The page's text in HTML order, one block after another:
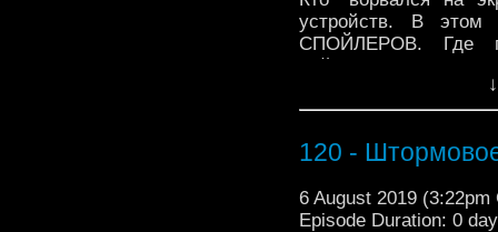
устройств. В
СПОЙЛЕРОВ. Где
Рейтинги и
120 -
6 August 2019 (3:22pm
Episode Duration: 0